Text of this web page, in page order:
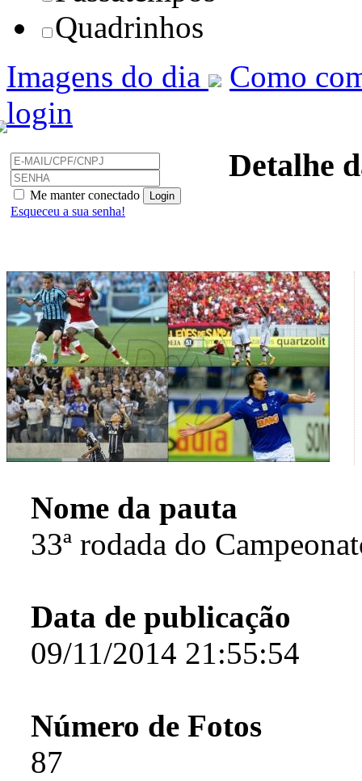
Quadrinhos
Imagens do dia
Como
login
Me manter conectado
Esqueceu a sua senha!
Detalhe
Nome da pauta
33ª rodada do
Data de publicação
09/11/2014 21:55:54
Número de Fotos
87